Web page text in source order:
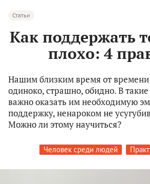
Статьи
Как поддержать
плохо: 4
Нашим близким время от времени
одиноко, страшно, обидно. В
важно оказать им необходимую
поддержку, ненароком не
Можно ли этому научиться?
Человек среди людей